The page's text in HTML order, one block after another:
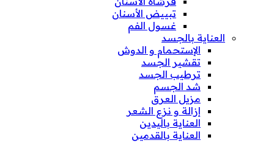
تبييض الأسنان
غسول الفم
العناية بالجسد
الإستحمام و الدوش
تقشير الجسد
ترطيب الجسد
شد الجسم
مزيل العرق
إزالة و نزع الشعر
العناية باليدين
العناية بالقدمين